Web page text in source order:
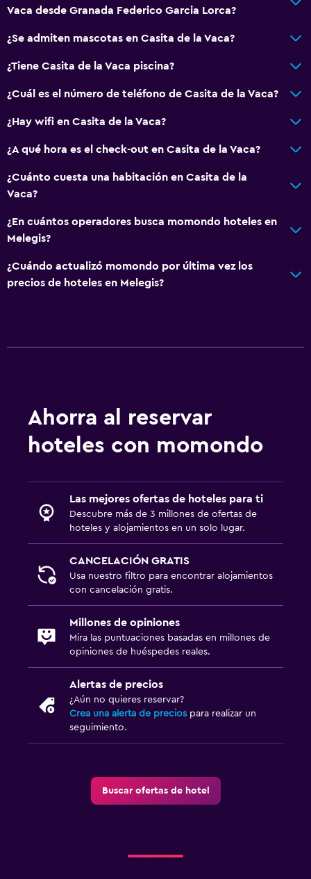
Vaca desde Granada Federico Garcia Lorca?
¿Se admiten mascotas en Casita de la Vaca?
¿Tiene Casita de la Vaca piscina?
¿Cuál es el número de teléfono de Casita de la Vaca?
¿Hay wifi en Casita de la Vaca?
¿A qué hora es el check-out en Casita de la Vaca?
¿Cuánto cuesta una habitación en Casita de la
Vaca?
¿En cuántos operadores busca momondo hoteles en
Melegis?
¿Cuándo actualizó momondo por última vez los
precios de hoteles en Melegis?
Ahorra al reservar
hoteles con momondo
Las mejores ofertas de hoteles para ti
Descubre más de 3 millones de ofertas de
hoteles y alojamientos en un solo lugar.
CANCELACIÓN GRATIS
Usa nuestro filtro para encontrar alojamientos
con cancelación gratis.
Millones de opiniones
Mira las puntuaciones basadas en millones de
opiniones de huéspedes reales.
Alertas de precios
¿Aún no quieres reservar?
Crea una alerta de precios para realizar un
seguimiento.
Buscar ofertas de hotel